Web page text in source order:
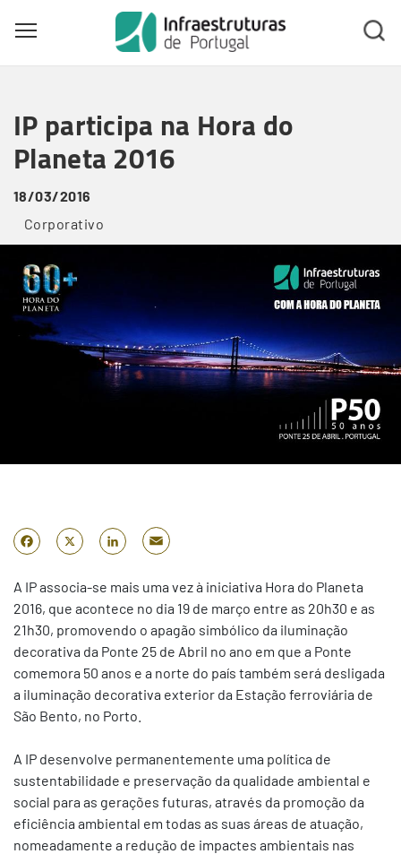
main
content
Toggle main menu visibility
IP participa na Hora do
Planeta 2016
18/03/2016
Corporativo
Facebook
X LinkedIn
A IP associa-se mais uma vez à iniciativa Hora do Planeta
2016, que acontece no dia 19 de março entre as 20h30 e as
21h30, promovendo o apagão simbólico da iluminação
decorativa da Ponte 25 de Abril no ano em que a Ponte
comemora 50 anos e a norte do país também será desligada
a iluminação decorativa exterior da Estação ferroviária de
São Bento, no Porto.
A IP desenvolve permanentemente uma política de
sustentabilidade e preservação da qualidade ambiental e
social para as gerações futuras, através da promoção da
eficiência ambiental em todas as suas áreas de atuação,
nomeadamente a redução de impactes ambientais nas